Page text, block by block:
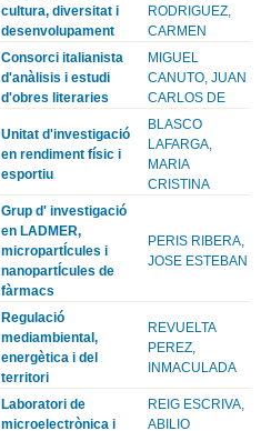
cultura, diversitat i
desenvolupament
RODRIGUEZ,
CARMEN
Consorci italianista
d'anàlisis i estudi
d'obres literaries
MIGUEL
CANUTO, JUAN
CARLOS DE
Unitat d'investigació
en rendiment físic i
esportiu
BLASCO
LAFARGA,
MARIA
CRISTINA
Grup d' investigació
en LADMER,
micropartÍcules i
nanopartÍcules de
fàrmacs
PERIS RIBERA,
JOSE ESTEBAN
Regulació
mediambiental,
energètica i del
territori
REVUELTA
PEREZ,
INMACULADA
Laboratori de
microelectrònica i
REIG ESCRIVA,
ABILIO